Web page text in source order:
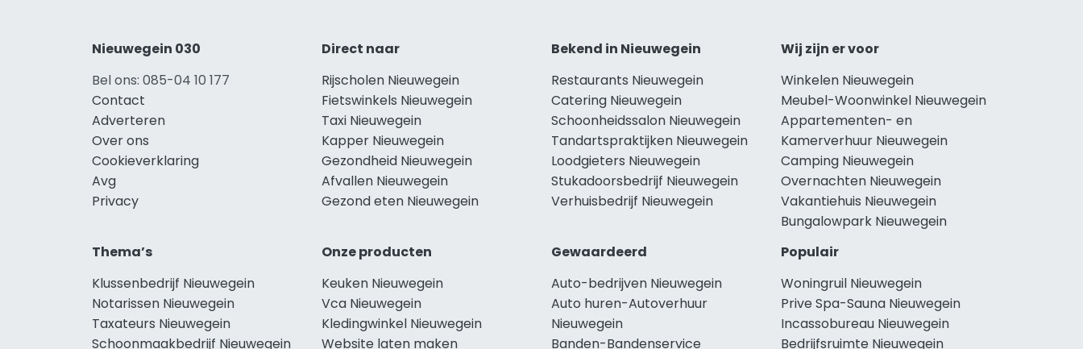
Nieuwegein 030
Bel ons: 085-04 10 177
Contact
Adverteren
Over ons
Cookieverklaring
Avg
Privacy
Direct naar
Rijscholen Nieuwegein
Fietswinkels Nieuwegein
Taxi Nieuwegein
Kapper Nieuwegein
Gezondheid Nieuwegein
Afvallen Nieuwegein
Gezond eten Nieuwegein
Bekend in Nieuwegein
Restaurants Nieuwegein
Catering Nieuwegein
Schoonheidssalon Nieuwegein
Tandartspraktijken Nieuwegein
Loodgieters Nieuwegein
Stukadoorsbedrijf Nieuwegein
Verhuisbedrijf Nieuwegein
Wij zijn er voor
Winkelen Nieuwegein
Meubel-Woonwinkel Nieuwegein
Appartementen- en
Kamerverhuur Nieuwegein
Camping Nieuwegein
Overnachten Nieuwegein
Vakantiehuis Nieuwegein
Bungalowpark Nieuwegein
Thema’s
Klussenbedrijf Nieuwegein
Notarissen Nieuwegein
Taxateurs Nieuwegein
Schoonmaakbedrijf Nieuwegein
Onze producten
Keuken Nieuwegein
Vca Nieuwegein
Kledingwinkel Nieuwegein
Website laten maken
Gewaardeerd
Auto-bedrijven Nieuwegein
Auto huren-Autoverhuur
Nieuwegein
Banden-Bandenservice
Populair
Woningruil Nieuwegein
Prive Spa-Sauna Nieuwegein
Incassobureau Nieuwegein
Bedrijfsruimte Nieuwegein